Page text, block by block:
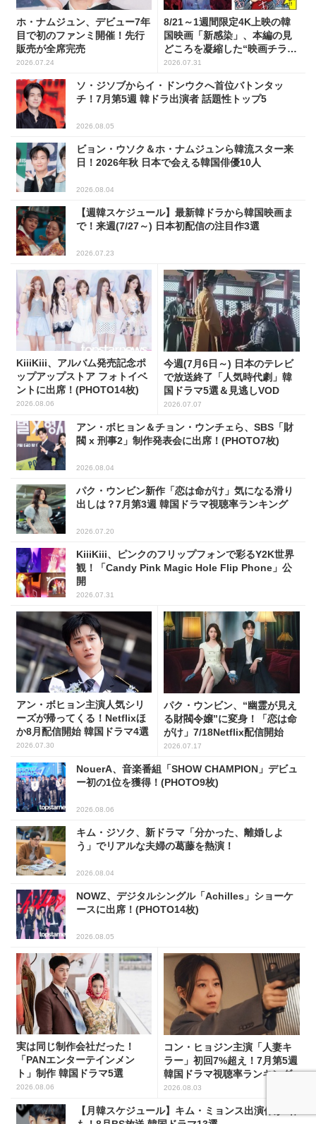
ホ・ナムジュン、デビュー7年
目で初のファンミ開催！先行
販売が全席完売
2026.07.24
8/21～1週間限定4K上映の韓
国映画「新感染」、本編の見
どころを凝縮した“映画チラ見
せマンガ”を公開！
2026.07.31
ソ・ジソブからイ・ドンウクへ首位バトンタッ
チ！7月第5週 韓ドラ出演者 話題性トップ5
2026.08.05
ビョン・ウソク＆ホ・ナムジュンら韓流スター来
日！2026年秋 日本で会える韓国俳優10人
2026.08.04
【週韓スケジュール】最新韓ドラから韓国映画ま
で！来週(7/27～) 日本初配信の注目作3選
2026.07.23
KiiiKiii、アルバム発売記念ポ
ップアップストア フォトイベ
ントに出席！(PHOTO14枚)
2026.08.06
今週(7月6日～) 日本のテレビ
で放送終了「人気時代劇」韓
国ドラマ5選＆見逃しVOD
2026.07.07
アン・ボヒョン＆チョン・ウンチェら、SBS「財
閥 x 刑事2」制作発表会に出席！(PHOTO7枚)
2026.08.04
パク・ウンビン新作「恋は命がけ」気になる滑り
出しは？7月第3週 韓国ドラマ視聴率ランキング
2026.07.20
KiiiKiii、ピンクのフリップフォンで彩るY2K世界
観！「Candy Pink Magic Hole Flip Phone」公
開
2026.07.31
アン・ボヒョン主演人気シリ
ーズが帰ってくる！Netflixほ
か8月配信開始 韓国ドラマ4選
2026.07.30
パク・ウンビン、“幽霊が見え
る財閥令嬢”に変身！「恋は命
がけ」7/18Netflix配信開始
2026.07.17
NouerA、音楽番組「SHOW CHAMPION」デビュ
ー初の1位を獲得！(PHOTO9枚)
2026.08.06
キム・ジソク、新ドラマ「分かった、離婚しよ
う」でリアルな夫婦の葛藤を熱演！
2026.08.04
NOWZ、デジタルシングル「Achilles」ショーケ
ースに出席！(PHOTO14枚)
2026.08.05
実は同じ制作会社だった！
「PANエンターテインメン
ト」制作 韓国ドラマ5選
2026.08.06
コン・ヒョジン主演「人妻キ
ラー」初回7%超え！7月第5週
韓国ドラマ視聴率ランキング
2026.08.03
【月韓スケジュール】キム・ミョンス出演作が3作